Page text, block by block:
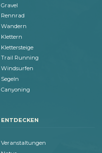
Gravel
Rennrad
Wandern
Klettern
Klettersteige
Trail Running
Windsurfen
Segeln
Canyoning
ENTDECKEN
Veranstaltungen